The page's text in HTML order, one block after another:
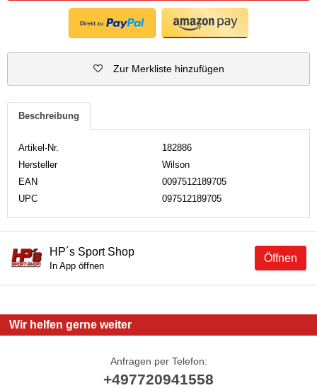
Zur Merkliste hinzufügen
Beschreibung
Artikel-Nr.
182886
Hersteller
Wilson
EAN
0097512189705
UPC
097512189705
Öffnen
HP´s Sport Shop
In App öffnen
Wir helfen gerne weiter
Anfragen per Telefon:
+497720941558